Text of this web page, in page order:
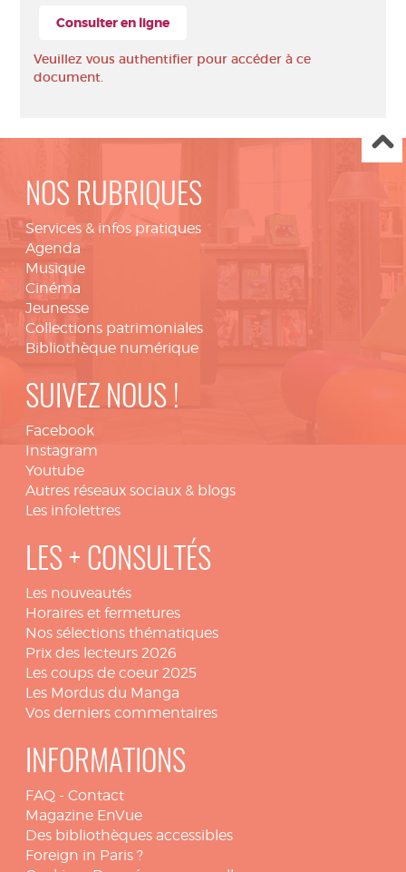
Consulter en ligne
Veuillez vous authentifier pour accéder à ce
document.
NOS RUBRIQUES
Services & infos pratiques
Agenda
Musique
Cinéma
Jeunesse
Collections patrimoniales
Bibliothèque numérique
SUIVEZ NOUS !
Facebook
Instagram
Youtube
Autres réseaux sociaux & blogs
Les infolettres
LES + CONSULTÉS
Les nouveautés
Horaires et fermetures
Nos sélections thématiques
Prix des lecteurs 2026
Les coups de coeur 2025
Les Mordus du Manga
Vos derniers commentaires
INFORMATIONS
FAQ - Contact
Magazine EnVue
Des bibliothèques accessibles
Foreign in Paris ?